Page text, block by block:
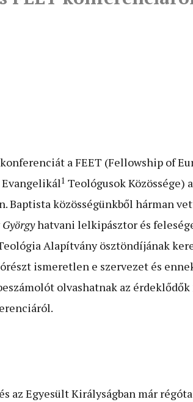
a FEET (Fellowship of
1 Teológusok Közössége)
Baptista közösségünkből hárman
hatvani lelkipásztor és
Alapítvány ösztöndíjának
ismeretlen e szervezet és
olvashatnak az érdeklődők
az Egyesült Királyságban már